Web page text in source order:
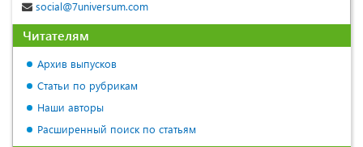
social@7universum.com
Читателям
Архив выпусков
Статьи по рубрикам
Наши авторы
Расширенный поиск по статьям